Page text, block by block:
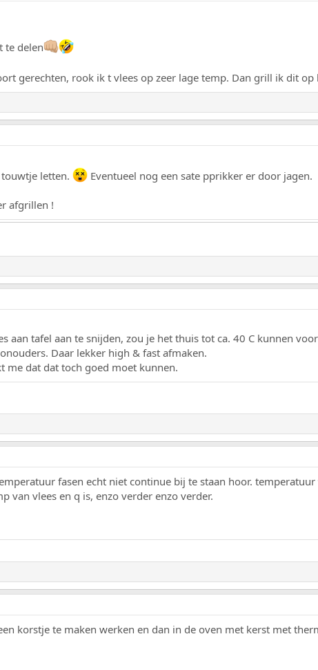
te delen
gerechten, rook ik t vlees op zeer lage temp. Dan grill ik dit
letten.
Eventueel nog een sate pprikker er door jagen.
afgrillen !
aan tafel aan te snijden, zou je het thuis tot ca. 40 C kunnen
Daar lekker high & fast afmaken.
me dat dat toch goed moet kunnen.
fasen echt niet continue bij te staan hoor.
van vlees en q is, enzo verder enzo verder.
korstje te maken werken en dan in de oven met kerst met